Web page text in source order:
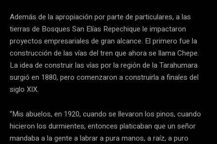
Además de la apropiación por parte de particulares, a las
tierras de Bosques San Elías Repechique le impactaron
proyectos empresariales de gran alcance. El primero fue la
construcción de las vías del tren que ahora se llama Chepe.
La idea de construir las vías por la región de la Tarahumara
surgió en 1880, pero comenzaron a construirla a finales del
siglo XIX.
“Mis abuelos, en 1920, cuando se llevaron los pinos, cuando
hicieron los durmientes, entonces platicaban que un señor
mandaba a la gente a labrar a pura manos, a raíz, a puro